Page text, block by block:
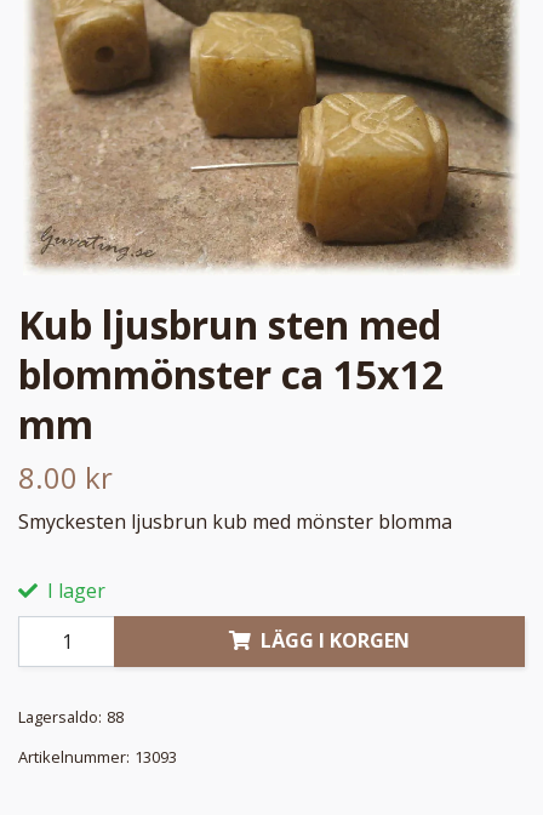
Kub ljusbrun sten med
blommönster ca 15x12
mm
8.00 kr
Smyckesten ljusbrun kub med mönster blomma
I lager
LÄGG I KORGEN
Lagersaldo: 88
Artikelnummer: 13093